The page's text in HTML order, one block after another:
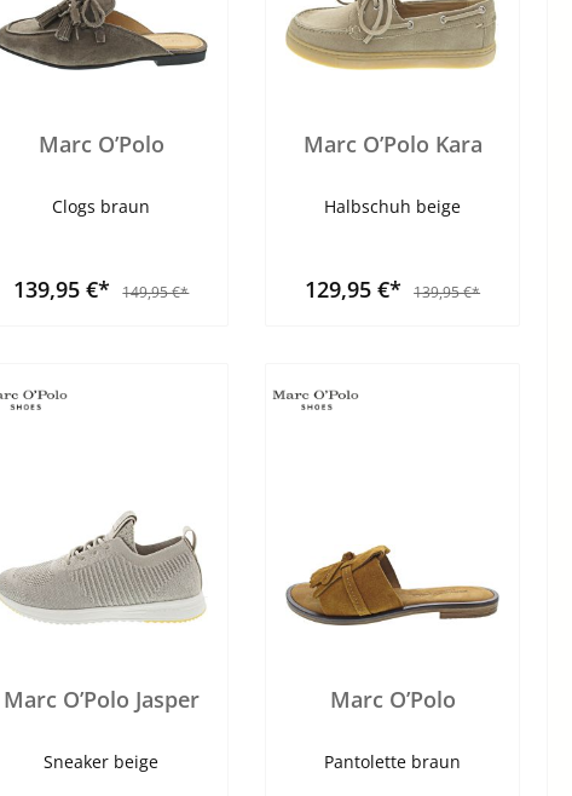
Marc O’Polo
Clogs braun
139,95 €* 149,95 €*
Marc O’Polo Kara
Halbschuh beige
129,95 €* 139,95 €*
Marc O’Polo Jasper
Sneaker beige
Marc O’Polo
Pantolette braun